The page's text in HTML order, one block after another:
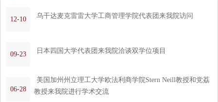
12-10 乌干达麦克雷雷大学工商管理学院代表团来我院访问
09-23 日本四国大学代表团来我院洽谈双学位项目
06-28
美国加州州立理工大学欧法利商学院Stern Neill教授和党荔
教授来我院进行学术交流